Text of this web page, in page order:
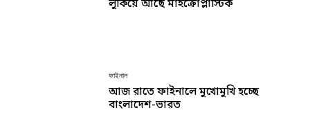
লুকিয়ে আছে মাইক্রোপ্লাস্টিক
ফাইনাল
আজ রাতে ফাইনালে মুখোমুখি হচ্ছে
বাংলাদেশ-ভারত